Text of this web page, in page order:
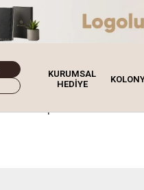
KURUMSAL
HEDİYE